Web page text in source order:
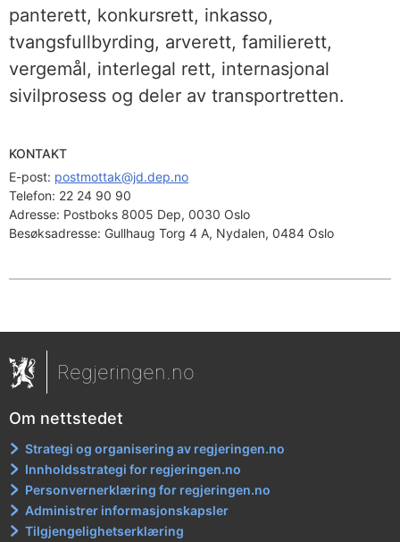
panterett, konkursrett, inkasso,
tvangsfullbyrding, arverett, familierett,
vergemål, interlegal rett, internasjonal
sivilprosess og deler av transportretten.
KONTAKT
E-post: postmottak@jd.dep.no
Telefon: 22 24 90 90
Adresse: Postboks 8005 Dep, 0030 Oslo
Besøksadresse: Gullhaug Torg 4 A, Nydalen, 0484 Oslo
Regjeringen.no
Om nettstedet
Strategi og organisering av regjeringen.no
Innholdsstrategi for regjeringen.no
Personvernerklæring for regjeringen.no
Administrer informasjonskapsler
Tilgjengelighetserklæring